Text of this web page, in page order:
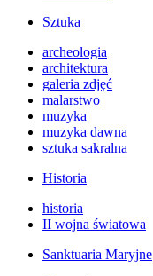
Sztuka
archeologia
architektura
galeria zdjęć
malarstwo
muzyka
muzyka dawna
sztuka sakralna
Historia
historia
II wojna światowa
Sanktuaria Maryjne